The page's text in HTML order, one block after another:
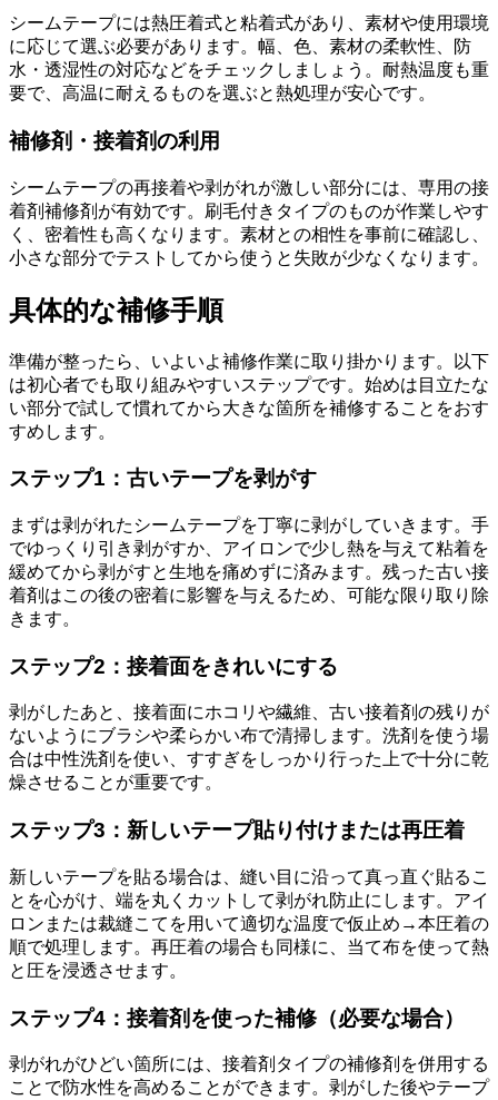
シームテープには熱圧着式と粘着式があり、素材や使用環境
に応じて選ぶ必要があります。幅、色、素材の柔軟性、防
水・透湿性の対応などをチェックしましょう。耐熱温度も重
要で、高温に耐えるものを選ぶと熱処理が安心です。
補修剤・接着剤の利用
シームテープの再接着や剥がれが激しい部分には、専用の接
着剤補修剤が有効です。刷毛付きタイプのものが作業しやす
く、密着性も高くなります。素材との相性を事前に確認し、
小さな部分でテストしてから使うと失敗が少なくなります。
具体的な補修手順
準備が整ったら、いよいよ補修作業に取り掛かります。以下
は初心者でも取り組みやすいステップです。始めは目立たな
い部分で試して慣れてから大きな箇所を補修することをおす
すめします。
ステップ1：古いテープを剥がす
まずは剥がれたシームテープを丁寧に剥がしていきます。手
でゆっくり引き剥がすか、アイロンで少し熱を与えて粘着を
緩めてから剥がすと生地を痛めずに済みます。残った古い接
着剤はこの後の密着に影響を与えるため、可能な限り取り除
きます。
ステップ2：接着面をきれいにする
剥がしたあと、接着面にホコリや繊維、古い接着剤の残りが
ないようにブラシや柔らかい布で清掃します。洗剤を使う場
合は中性洗剤を使い、すすぎをしっかり行った上で十分に乾
燥させることが重要です。
ステップ3：新しいテープ貼り付けまたは再圧着
新しいテープを貼る場合は、縫い目に沿って真っ直ぐ貼るこ
とを心がけ、端を丸くカットして剥がれ防止にします。アイ
ロンまたは裁縫こてを用いて適切な温度で仮止め→本圧着の
順で処理します。再圧着の場合も同様に、当て布を使って熱
と圧を浸透させます。
ステップ4：接着剤を使った補修（必要な場合）
剥がれがひどい箇所には、接着剤タイプの補修剤を併用する
ことで防水性を高めることができます。剥がした後やテープ